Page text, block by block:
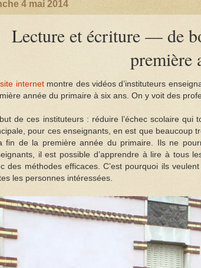
4 mai 2014
Lecture et écriture — de
première
internetmontre des vidéos d’instituteurs
année du primaire à six ans. On y voit des
but de ces instituteurs : réduire l’échec scolaire qui
pour ces enseignants, en est que beaucoup
fin de la première année du primaire. Ils ne
il est possible d’apprendre à lire à tous
des méthodes efficaces. C’est pourquoi ils
les personnes intéressées.